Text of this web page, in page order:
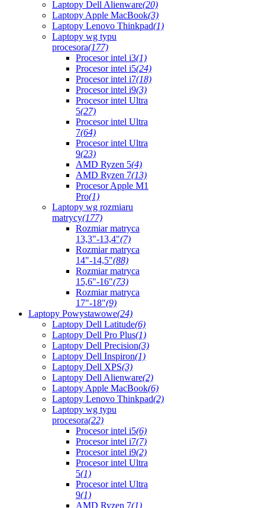
Laptopy Dell Alienware(20)
Laptopy Apple MacBook(3)
Laptopy Lenovo Thinkpad(1)
Laptopy wg typu
procesora(177)
Procesor intel i3(1)
Procesor intel i5(24)
Procesor intel i7(18)
Procesor intel i9(3)
Procesor intel Ultra
5(27)
Procesor intel Ultra
7(64)
Procesor intel Ultra
9(23)
AMD Ryzen 5(4)
AMD Ryzen 7(13)
Procesor Apple M1
Pro(1)
Laptopy wg rozmiaru
matrycy(177)
Rozmiar matryca
13,3"-13,4"(7)
Rozmiar matryca
14"-14,5"(88)
Rozmiar matryca
15,6"-16"(73)
Rozmiar matryca
17"-18"(9)
Laptopy Powystawowe(24)
Laptopy Dell Latitude(6)
Laptopy Dell Pro Plus(1)
Laptopy Dell Precision(3)
Laptopy Dell Inspiron(1)
Laptopy Dell XPS(3)
Laptopy Dell Alienware(2)
Laptopy Apple MacBook(6)
Laptopy Lenovo Thinkpad(2)
Laptopy wg typu
procesora(22)
Procesor intel i5(6)
Procesor intel i7(7)
Procesor intel i9(2)
Procesor intel Ultra
5(1)
Procesor intel Ultra
9(1)
AMD Ryzen 7(1)